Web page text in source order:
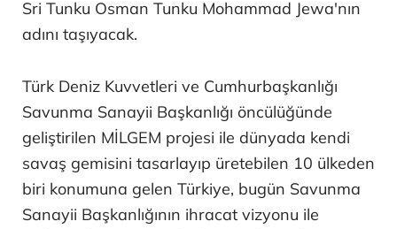
yılında vefat eden ve "prens-amiral" ünvanını
taşıyan oğlu "TUNKU LAKSAMANA ABDUL
yüzyılda Selangor yönetimi ile bölgesel deniz
ticaretinde rol oynayan tarihi figür "RAJA
LAUT"un ismi verildi.
Bugün denize indirilensongemi de Malezya'nın
üçüncü Genelkurmay Başkanı olan General Tan